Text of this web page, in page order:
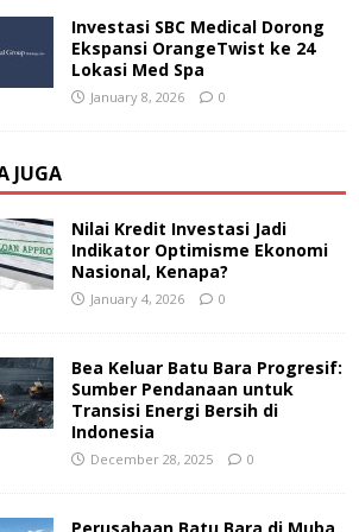
Investasi SBC Medical Dorong
Ekspansi OrangeTwist ke 24
Lokasi Med Spa
January 8, 2026 0
JUGA
Nilai Kredit Investasi Jadi
Indikator Optimisme Ekonomi
Nasional, Kenapa?
January 4, 2026 0
Bea Keluar Batu Bara Progresif:
Sumber Pendanaan untuk
Transisi Energi Bersih di
Indonesia
December 28, 2025 0
Perusahaan Batu Bara di Muba